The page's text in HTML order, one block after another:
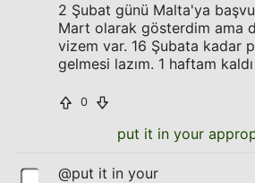
2 Şubat günü Malta'ya
Mart olarak gösterdim ama
vizem var. 16 Şubata kadar
gelmesi lazım. 1 haftam
0
@put it in your